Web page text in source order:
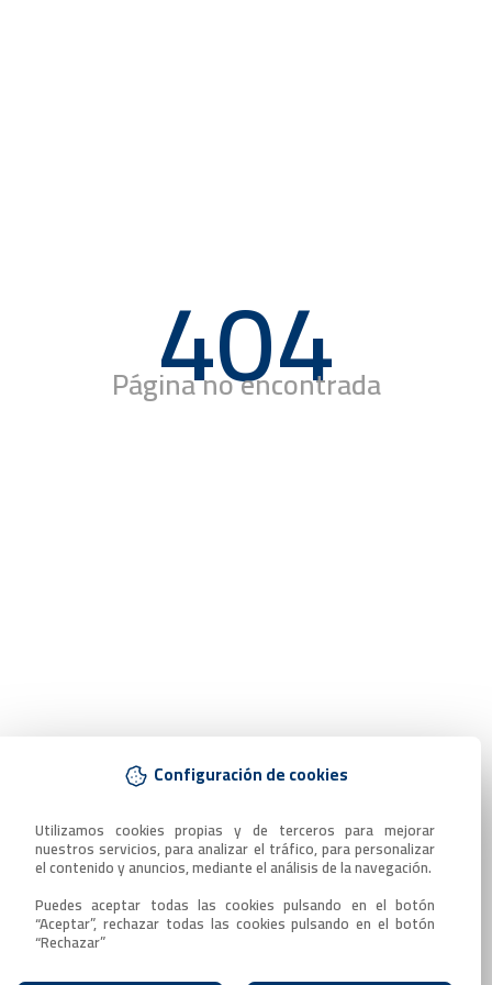
Configuración de cookies
Utilizamos cookies propias y de terceros para mejorar
nuestros servicios, para analizar el tráfico, para personalizar
el contenido y anuncios, mediante el análisis de la navegación.
Puedes aceptar todas las cookies pulsando en el botón
“Aceptar”, rechazar todas las cookies pulsando en el botón
“Rechazar”
404
Página no encontrada